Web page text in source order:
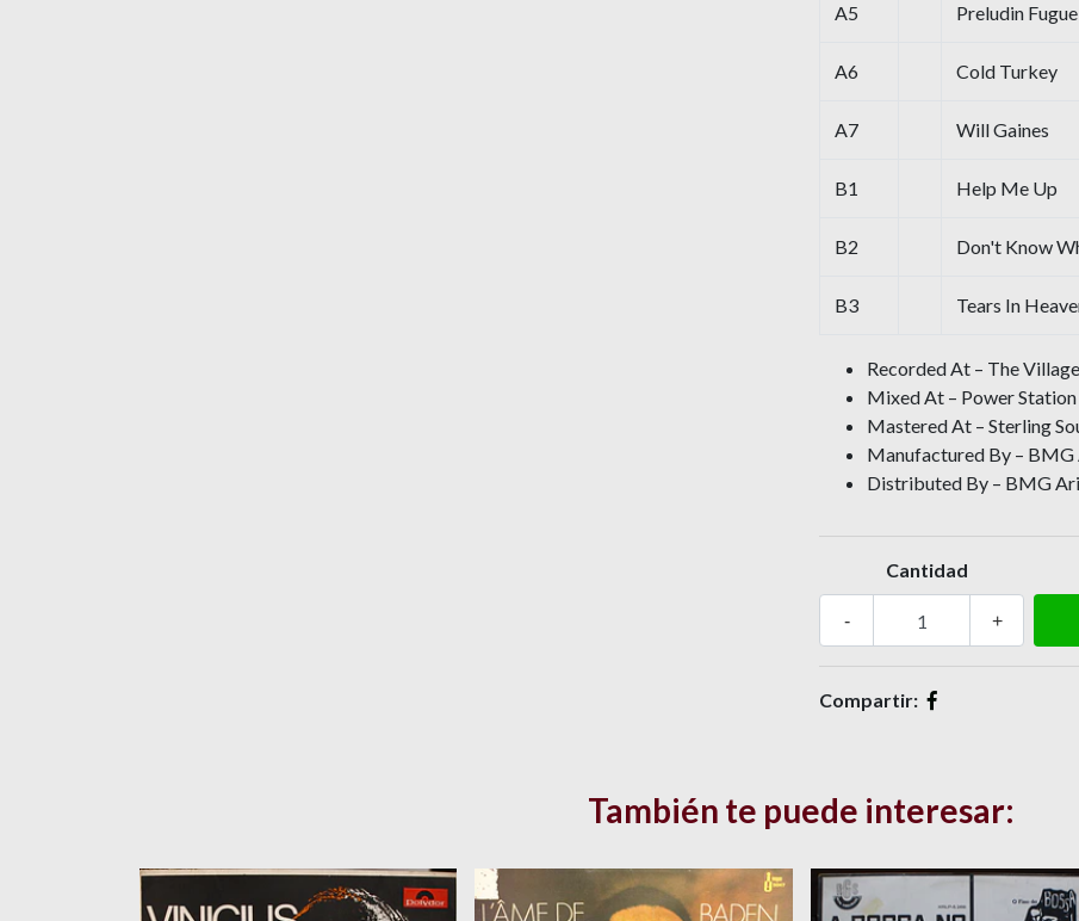
A5 Preludin Fugue
A6 Cold Turkey
A7 Will Gaines
B1 Help Me Up
B2 Don't Know
B3 Tears In
Recorded At – The
Mixed At – Power Station
Mastered At – Sterling
Manufactured By – BMG
Distributed By – BMG
Cantidad
+
-
Compartir:
También te puede interesar: